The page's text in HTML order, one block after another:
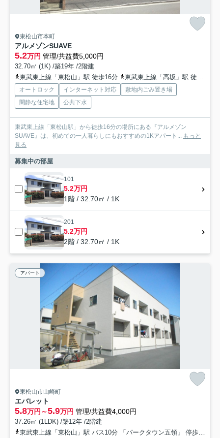
東松山市本町
アルメゾンSUAVE
5.2万円 管理/共益費5,000円
32.70㎡ (1K) /築19年 /2階建
東武東上線「東松山」駅 徒歩16分
東武東上線「高坂」駅 徒歩62分
オートロック インターネット対応
敷地内ごみ置き場
閑静な住宅地
公共下水
東武東上線「東松山駅」から徒歩16分の場所にある『アルメゾン
SUAVE』は、初めての一人暮らしにもおすすめの1Kアパート...
もっと
見る
募集中の部屋
101
5.2万円
1階 / 32.70㎡ / 1K
201
5.2万円
2階 / 32.70㎡ / 1K
アパート
東松山市山崎町
エバレット
5.8万円～5.9万円 管理/共益費4,000円
37.26㎡ (1LDK) /築12年 /2階建
東武東上線「東松山」駅 バス10分 「パークタウン五領」 停歩7分